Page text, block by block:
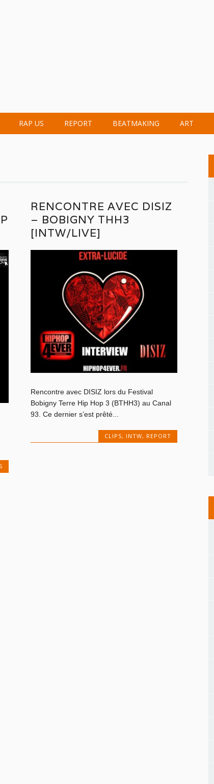
RAP US REPORT BEATMAKING ART
RENCONTRE AVEC DISIZ
– BOBIGNY THH3
[INTW/LIVE]
Rencontre avec DISIZ lors du Festival
Bobigny Terre Hip Hop 3 (BTHH3) au Canal
93. Ce dernier s’est prêté...
CLIPS, INTW, REPORT